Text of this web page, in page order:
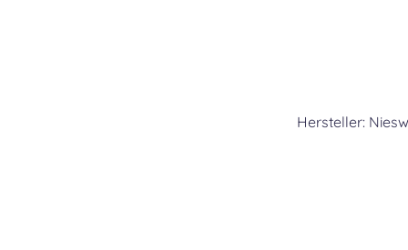
Hersteller: